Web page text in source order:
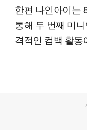
한편 나인아이는
통해 두 번째 미니
격적인 컴백 활동